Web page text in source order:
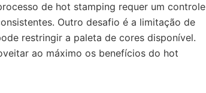
de hot stamping requer um controle
Outro desafio é a limitação de
restringir a paleta de cores disponível.
ao máximo os benefícios do hot